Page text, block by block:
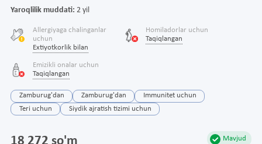
Yaroqlilik muddati: 2 yil
Allergiyaga chalinganlar
uchun
Extiyotkorlik bilan
Homiladorlar uchun
Taqiqlangan
Emizikli onalar uchun
Taqiqlangan
Zamburug'dan Zamburug'dan
Immunitet uchun
Teri uchun
Siydik ajratish tizimi uchun
Mavjud